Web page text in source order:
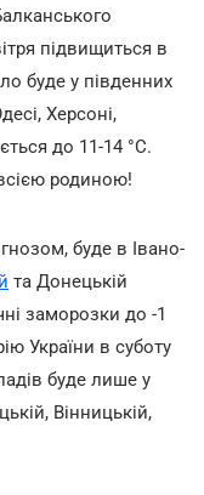
підвищиться в
буде у південних
Херсоні,
до 11-14 °С.
родиною!
буде в Івано-
та Донецькій
заморозки до -1
України в суботу
буде лише у
Вінницькій,